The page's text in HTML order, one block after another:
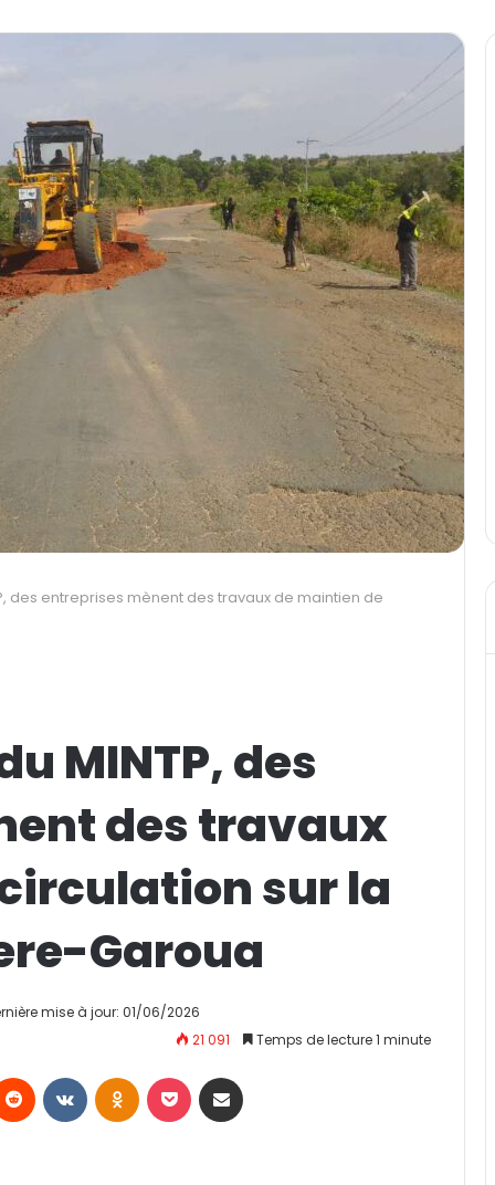
des entreprises mènent des travaux de maintien de
MINTP, des
des travaux
sur la
Garoua
mise à jour: 01/06/2026
21 091
Temps de lecture 1 minute